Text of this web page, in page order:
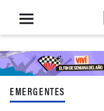
Open
menu
EMERGENTES